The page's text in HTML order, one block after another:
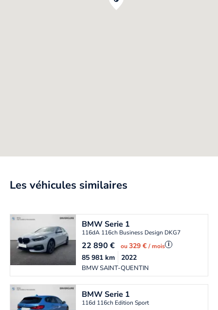
Les véhicules similaires
BMWSerie 1
116dA 116ch Business Design DKG7
22 890€ ou329 €/ mois i
BMW SAINT-QUENTIN
85 981km 2022
BMWSerie 1
116d 116ch Edition Sport